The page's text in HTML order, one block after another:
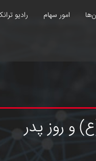
امور سهام رادیو
و روز پدر